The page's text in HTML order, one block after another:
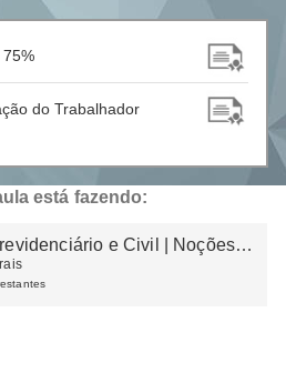
75%
do Trabalhador
está fazendo:
e Civil | Noções
CFC